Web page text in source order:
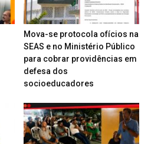
Mova-se protocola ofícios na
SEAS e no Ministério Público
para cobrar providências em
defesa dos
socioeducadores